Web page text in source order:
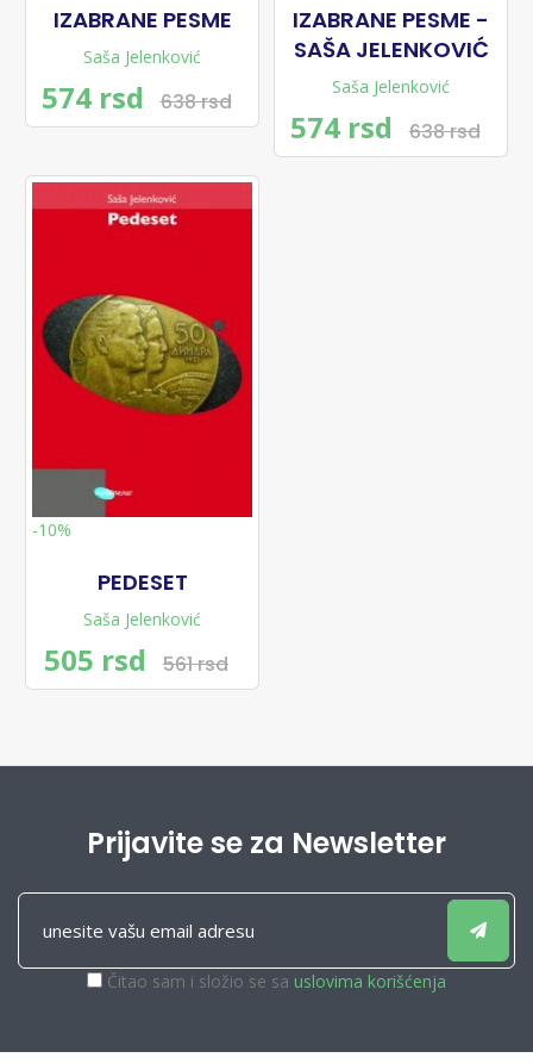
IZABRANE PESME
Saša Jelenković
574 rsd 638 rsd
IZABRANE PESME -
SAŠA JELENKOVIĆ
Saša Jelenković
574 rsd 638 rsd
-10%
PEDESET
Saša Jelenković
505 rsd 561 rsd
Prijavite se za Newsletter
Čitao sam i složio se sa uslovima korišćenja